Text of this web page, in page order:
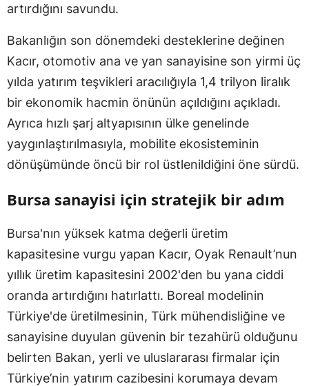
artırdığını savundu.
Bakanlığın son dönemdeki desteklerine değinen
Kacır, otomotiv ana ve yan sanayisine son yirmi üç
yılda yatırım teşvikleri aracılığıyla 1,4 trilyon liralık
bir ekonomik hacmin önünün açıldığını açıkladı.
Ayrıca hızlı şarj altyapısının ülke genelinde
yaygınlaştırılmasıyla, mobilite ekosisteminin
dönüşümünde öncü bir rol üstlenildiğini öne sürdü.
Bursa sanayisi için stratejik bir adım
Bursa'nın yüksek katma değerli üretim
kapasitesine vurgu yapan Kacır, Oyak Renault’nun
yıllık üretim kapasitesini 2002'den bu yana ciddi
oranda artırdığını hatırlattı. Boreal modelinin
Türkiye'de üretilmesinin, Türk mühendisliğine ve
sanayisine duyulan güvenin bir tezahürü olduğunu
belirten Bakan, yerli ve uluslararası firmalar için
Türkiye’nin yatırım cazibesini korumaya devam